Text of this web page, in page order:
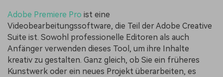
Adobe Premiere Pro ist eine
Videobearbeitungssoftware, die Teil der Adobe Creative
Suite ist. Sowohl professionelle Editoren als auch
Anfänger verwenden dieses Tool, um ihre Inhalte
kreativ zu gestalten. Ganz gleich, ob Sie ein früheres
Kunstwerk oder ein neues Projekt überarbeiten, es